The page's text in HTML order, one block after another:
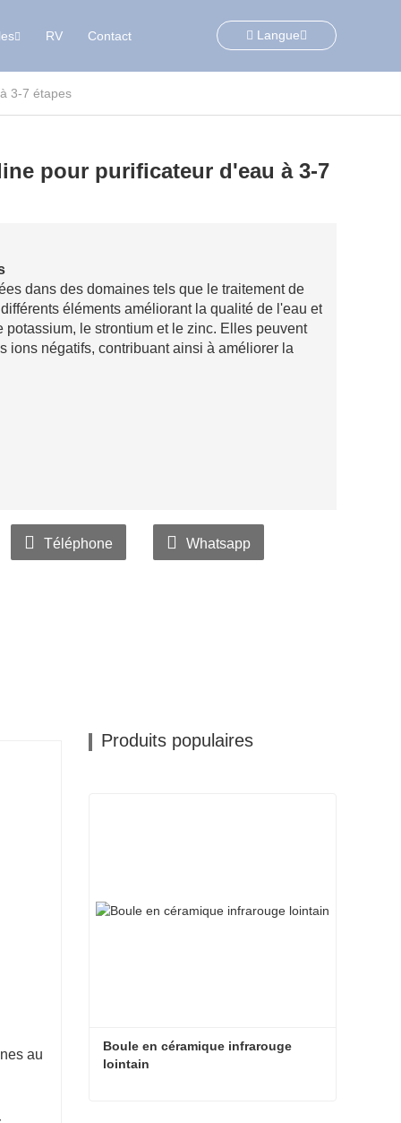
RV Contact Langue
3-7 étapes
pour purificateur d'eau à 3-7
dans des domaines tels que le traitement de
éléments améliorant la qualité de l'eau et
le strontium et le zinc. Elles peuvent
ions négatifs, contribuant ainsi à améliorer la
Téléphone Whatsapp
au
Produits populaires
Boule en céramique infrarouge
lointain